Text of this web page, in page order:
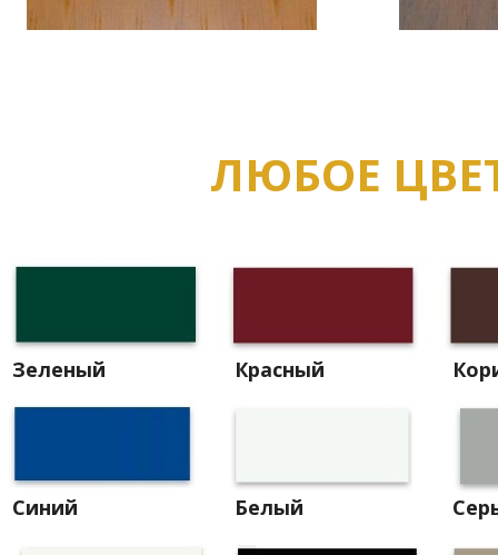
Красный
Синий Белый
ЛЮБОЕ
Зеленый